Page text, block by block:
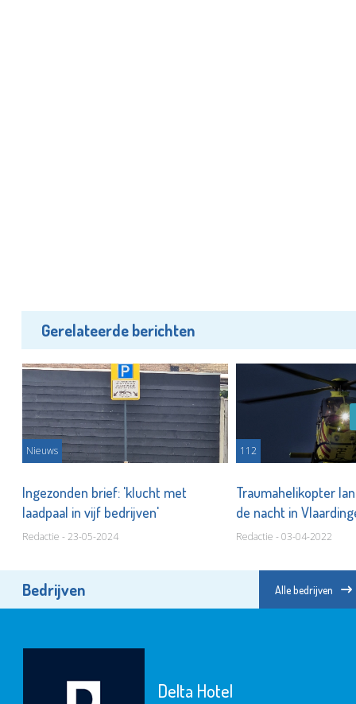
Gerelateerde berichten
Nieuws
Ingezonden brief: 'klucht met
laadpaal in vijf bedrijven'
Redactie - 23-05-2024
112
Traumahelikopter
de nacht in
Redactie - 03-04-2022
Bedrijven Alle bedrijven
Delta Hotel